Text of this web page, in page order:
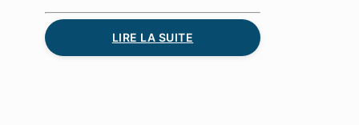
LIRE LA SUITE